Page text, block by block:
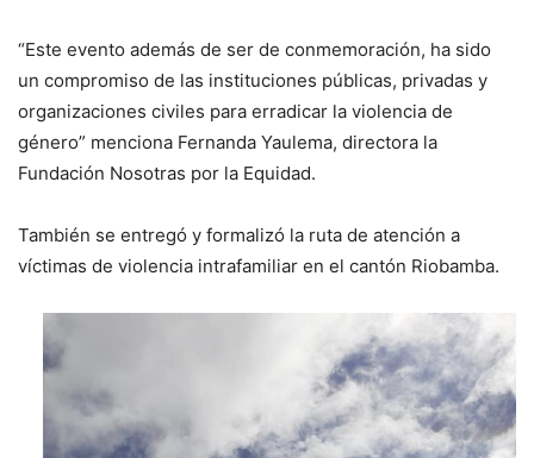
“Este evento además de ser de conmemoración, ha sido
un compromiso de las instituciones públicas, privadas y
organizaciones civiles para erradicar la violencia de
género” menciona Fernanda Yaulema, directora la
Fundación Nosotras por la Equidad.
También se entregó y formalizó la ruta de atención a
víctimas de violencia intrafamiliar en el cantón Riobamba.